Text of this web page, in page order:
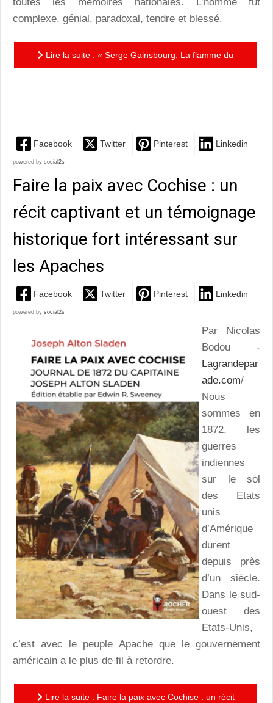
complexe, génial, paradoxal, tendre et blessé.
Lire la suite : « Serge Gainsbourg. La flamme du
Facebook Twitter Pinterest Linkedin
powered by social2s
Faire la paix avec Cochise : un
récit captivant et un témoignage
historique fort intéressant sur
les Apaches
Facebook Twitter Pinterest Linkedin
powered by social2s
Par Nicolas
Bodou -
Lagrandepar
ade.com/
Nous
sommes en
1872, les
guerres
indiennes
sur le sol
des Etats
unis
d’Amérique
durent
depuis près
d’un siècle.
Dans le sud-
ouest des
Etats-Unis,
c’est avec le peuple Apache que le gouvernement
américain a le plus de fil à retordre.
Lire la suite : Faire la paix avec Cochise : un récit